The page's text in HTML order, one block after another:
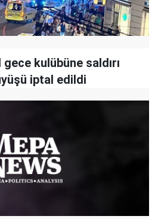
kulübüne saldırı
iptal edildi